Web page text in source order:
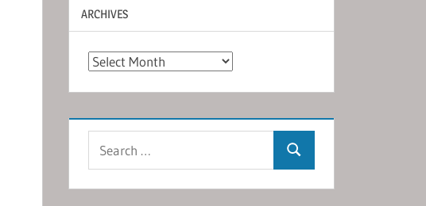
ARCHIVES
Archives
Search